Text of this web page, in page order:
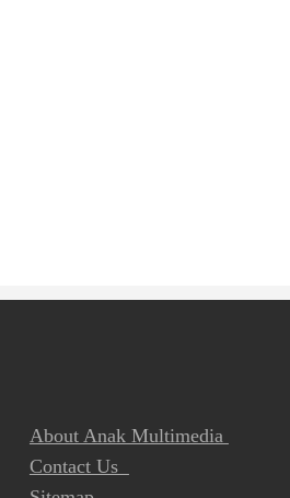
About Anak Multimedia
Contact Us